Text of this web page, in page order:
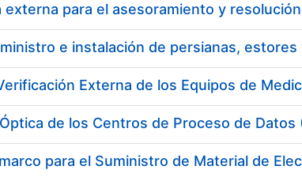
e instalación de persianas,